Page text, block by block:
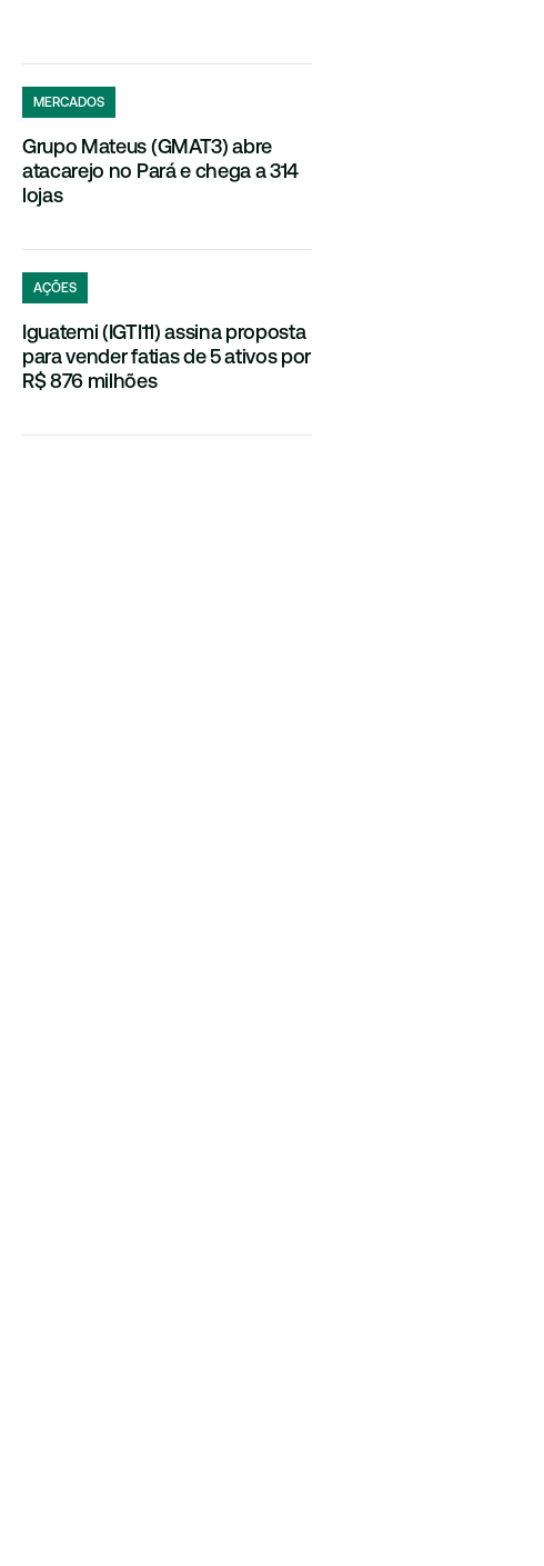
MERCADOS
Grupo Mateus (GMAT3) abre
atacarejo no Pará e chega a 314
lojas
AÇÕES
Iguatemi (IGTI11) assina proposta
para vender fatias de 5 ativos por
R$ 876 milhões